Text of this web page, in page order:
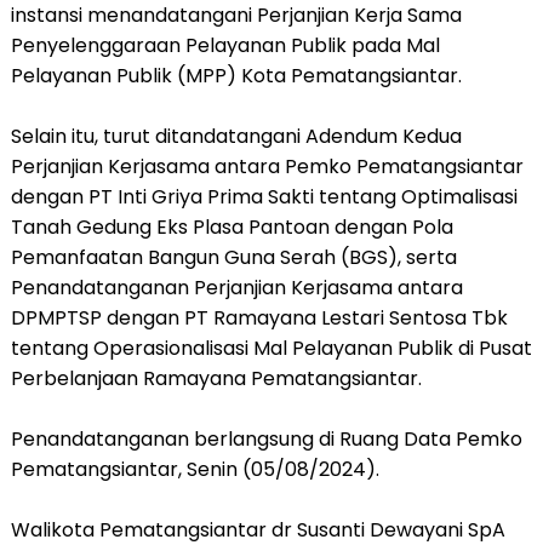
instansi menandatangani Perjanjian Kerja Sama
Penyelenggaraan Pelayanan Publik pada Mal
Pelayanan Publik (MPP) Kota Pematangsiantar.
Selain itu, turut ditandatangani Adendum Kedua
Perjanjian Kerjasama antara Pemko Pematangsiantar
dengan PT Inti Griya Prima Sakti tentang Optimalisasi
Tanah Gedung Eks Plasa Pantoan dengan Pola
Pemanfaatan Bangun Guna Serah (BGS), serta
Penandatanganan Perjanjian Kerjasama antara
DPMPTSP dengan PT Ramayana Lestari Sentosa Tbk
tentang Operasionalisasi Mal Pelayanan Publik di Pusat
Perbelanjaan Ramayana Pematangsiantar.
Penandatanganan berlangsung di Ruang Data Pemko
Pematangsiantar, Senin (05/08/2024).
Walikota Pematangsiantar dr Susanti Dewayani SpA